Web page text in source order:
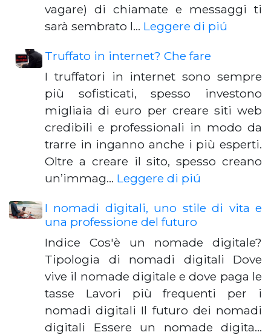
vagare) di chiamate e messaggi ti
sarà sembrato l… Leggere di piú
Truffato in internet? Che fare
I truffatori in internet sono sempre
più sofisticati, spesso investono
migliaia di euro per creare siti web
credibili e professionali in modo da
trarre in inganno anche i più esperti.
Oltre a creare il sito, spesso creano
un’immag… Leggere di piú
I nomadi digitali, uno stile di vita e
una professione del futuro
Indice Cos'è un nomade digitale?
Tipologia di nomadi digitali Dove
vive il nomade digitale e dove paga le
tasse Lavori più frequenti per i
nomadi digitali Il futuro dei nomadi
digitali Essere un nomade digita…